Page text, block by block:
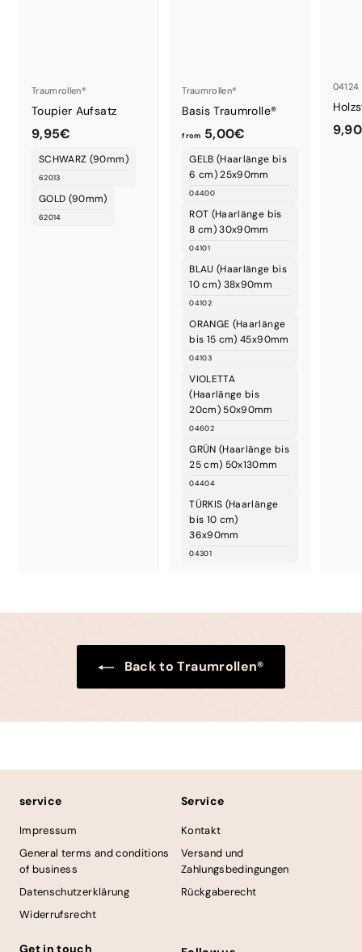
Traumrollen®
Toupier Aufsatz
9,95€
,
5
SCHWARZ (90mm)
62013
GOLD (90mm)
62014
Traumrollen®
Basis Traumrolle®
from 5,00€
r
o
5
,
0
GELB (Haarlänge bis
6 cm) 25x90mm
04400
ROT (Haarlänge bis
8 cm) 30x90mm
04101
BLAU (Haarlänge bis
10 cm) 38x90mm
04102
ORANGE (Haarlänge
bis 15 cm) 45x90mm
04103
VIOLETTA
(Haarlänge bis
20cm) 50x90mm
04602
GRÜN (Haarlänge bis
25 cm) 50x130mm
04404
TÜRKIS (Haarlänge
bis 10 cm)
36x90mm
04301
04124
Back to Traumrollen®
service
Impressum
General terms and conditions
of business
Datenschutzerklärung
Widerrufsrecht
Service
Kontakt
Versand und
Zahlungsbedingungen
Rückgaberecht
Get in touch